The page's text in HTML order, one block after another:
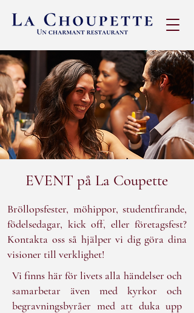
EVENT på La Coupette
Bröllopsfester, möhippor, studentfirande,
födelsedagar, kick off, eller företagsfest?
Kontakta oss så hjälper vi dig göra dina
visioner till verklighet!
Vi finns här för livets alla händelser och
samarbetar även med kyrkor och
begravningsbyråer med att duka upp